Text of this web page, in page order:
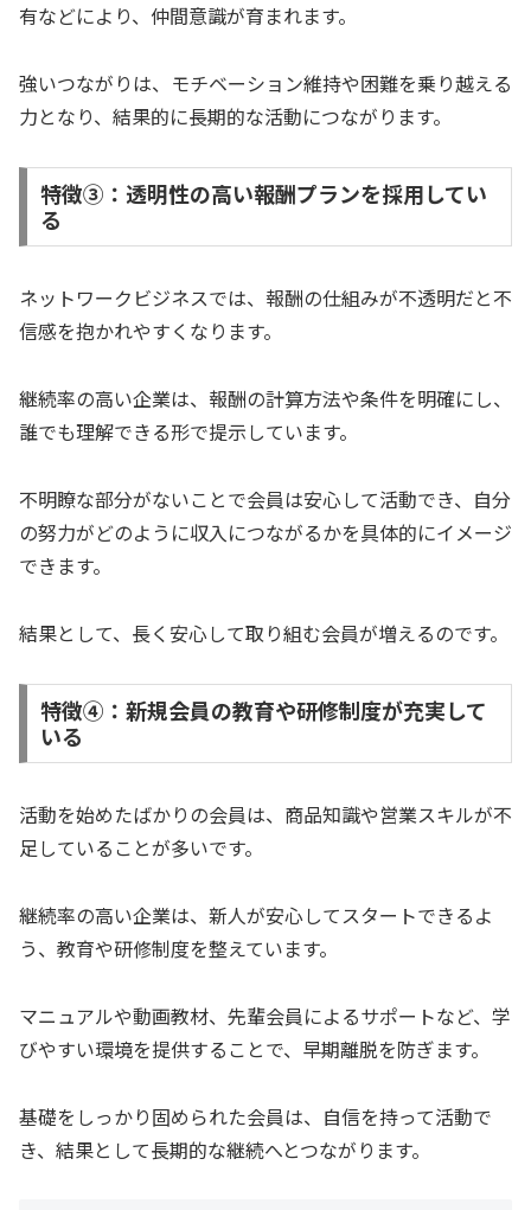
有などにより、仲間意識が育まれます。
強いつながりは、モチベーション維持や困難を乗り越える
力となり、結果的に長期的な活動につながります。
特徴③：透明性の高い報酬プランを採用してい
る
ネットワークビジネスでは、報酬の仕組みが不透明だと不
信感を抱かれやすくなります。
継続率の高い企業は、報酬の計算方法や条件を明確にし、
誰でも理解できる形で提示しています。
不明瞭な部分がないことで会員は安心して活動でき、自分
の努力がどのように収入につながるかを具体的にイメージ
できます。
結果として、長く安心して取り組む会員が増えるのです。
特徴④：新規会員の教育や研修制度が充実して
いる
活動を始めたばかりの会員は、商品知識や営業スキルが不
足していることが多いです。
継続率の高い企業は、新人が安心してスタートできるよ
う、教育や研修制度を整えています。
マニュアルや動画教材、先輩会員によるサポートなど、学
びやすい環境を提供することで、早期離脱を防ぎます。
基礎をしっかり固められた会員は、自信を持って活動で
き、結果として長期的な継続へとつながります。